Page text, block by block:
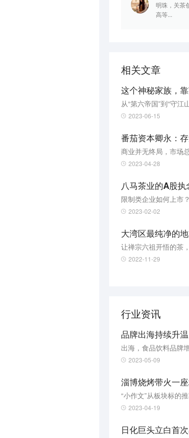
明珠，关茶
高等...
相关文章
这个神秘家族，
从“第六帝国”到“守江
2023-06-15
番茄资本卿永：
商业并无终局，市场
2023-04-28
八马茶业的A股执
限制类企业如何上市？
2023-02-02
大湾区最纯净的
让禅宗六祖开悟的茶
2022-11-29
行业资讯
品牌出海持续升
出海，食品饮料品牌
2023-05-09
淄博烧烤带火一
“小作文”从板块标的
2023-04-19
日化巨头立白首